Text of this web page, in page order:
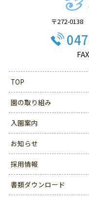
〒272-0138
TOP
園の取り組み
入園案内
お知らせ
採用情報
書類ダウンロード